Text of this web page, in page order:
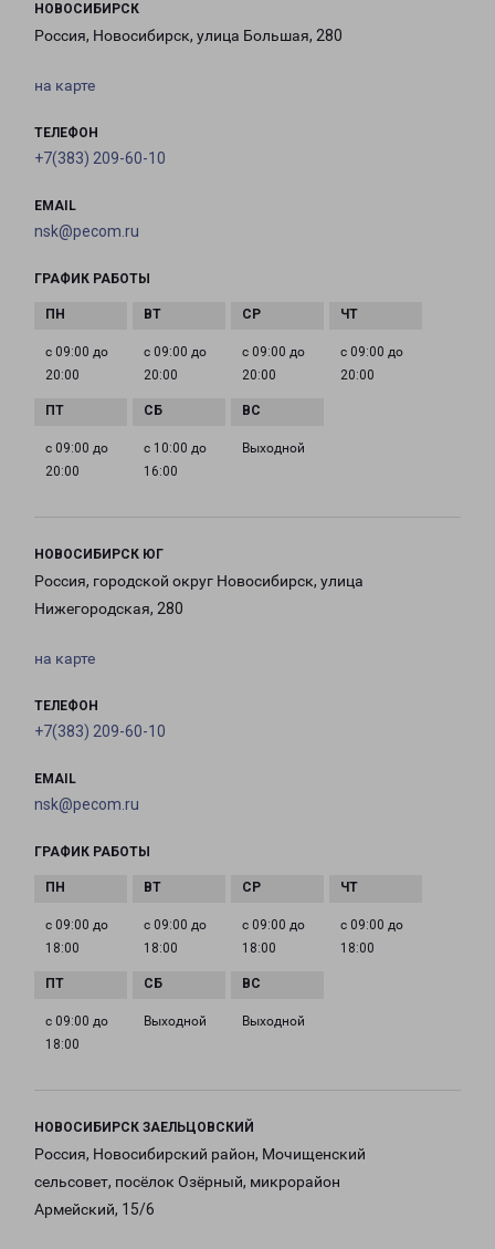
НОВОСИБИРСК
Россия, Новосибирск, улица Большая, 280
на карте
ТЕЛЕФОН
+7(383) 209-60-10
EMAIL
nsk@pecom.ru
ГРАФИК РАБОТЫ
с 09:00 до
20:00
с 09:00 до
20:00
с 09:00 до
20:00
с 09:00 до
20:00
с 09:00 до
20:00
с 10:00 до
16:00
Выходной
НОВОСИБИРСК ЮГ
Россия, городской округ Новосибирск, улица
Нижегородская, 280
на карте
ТЕЛЕФОН
+7(383) 209-60-10
EMAIL
nsk@pecom.ru
ГРАФИК РАБОТЫ
с 09:00 до
18:00
с 09:00 до
18:00
с 09:00 до
18:00
с 09:00 до
18:00
с 09:00 до
18:00
Выходной Выходной
НОВОСИБИРСК ЗАЕЛЬЦОВСКИЙ
Россия, Новосибирский район, Мочищенский
сельсовет, посёлок Озёрный, микрорайон
Армейский, 15/6